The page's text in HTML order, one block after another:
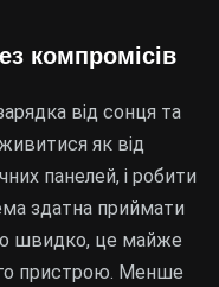
компромісів
від сонця та
як від
панелей, і робити
здатна приймати
швидко, це майже
пристрою. Менше